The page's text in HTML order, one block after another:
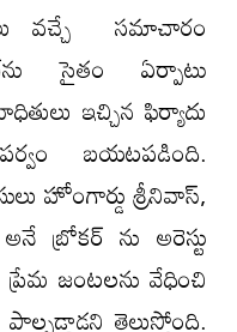
వచ్చే సమాచారం
సైతం ఏర్పాటు
ఇచ్చిన ఫిర్యాదు
బయటపడింది.
హోంగార్డు శ్రీనివాస్,
బ్రోకర్ ను అరెస్టు
జంటలను వేధించి
తెలుస్తోంది.